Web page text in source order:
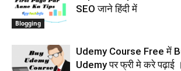
Blogging
SEO जाने हिंदी में
Udemy Course Free में
Udemy पर फ्री मे करे पढ़ाई ।